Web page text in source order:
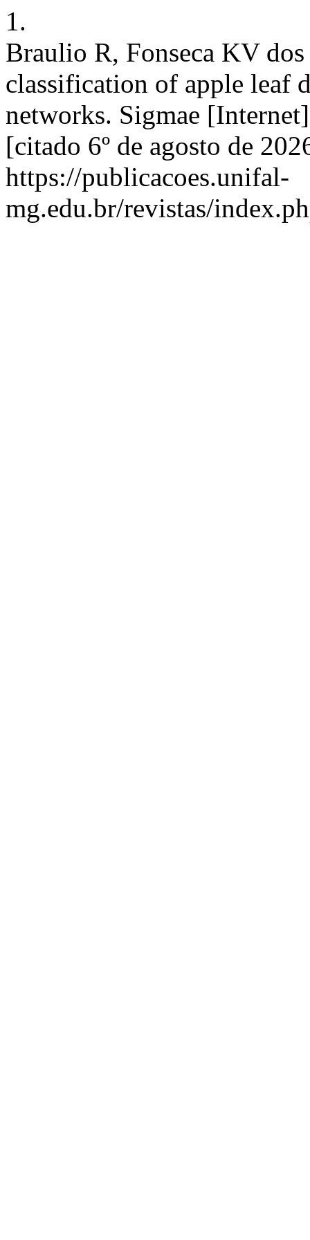
1.
Braulio R, Fonseca KV
classification of apple leaf
networks. Sigmae
[citado 6º de agosto de
https://publicacoes.unifal-
mg.edu.br/revistas/